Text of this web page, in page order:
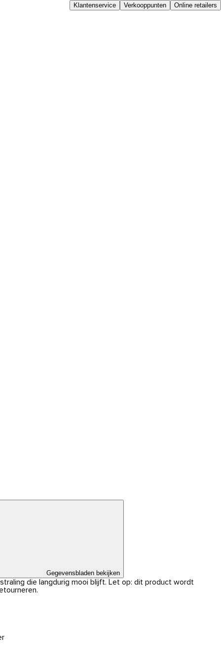
Klantenservice Verkooppunten Online retailers
Gegevensbladen bekijken
die langdurig mooi blijft. Let op: dit product wordt